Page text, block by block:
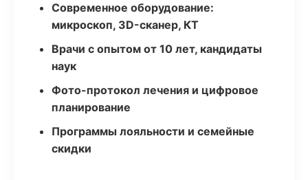
Современное оборудование:
микроскоп, 3D-сканер, КТ
Врачи с опытом от 10 лет, кандидаты
наук
Фото-протокол лечения и цифровое
планирование
Программы лояльности и семейные
скидки